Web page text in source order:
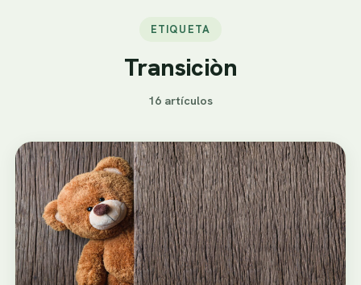
ETIQUETA
Transiciòn
16 artículos